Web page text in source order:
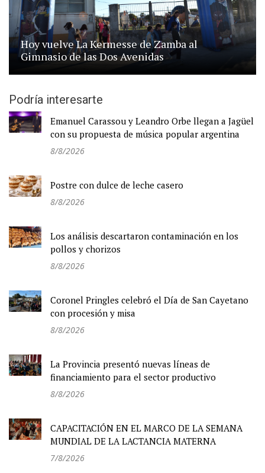
Hoy vuelve La Kermesse de Zamba al
Gimnasio de las Dos Avenidas
Podría interesarte
Emanuel Carassou y Leandro Orbe llegan a Jagüel
con su propuesta de música popular argentina
8/8/2026
Postre con dulce de leche casero
8/8/2026
Los análisis descartaron contaminación en los
pollos y chorizos
8/8/2026
Coronel Pringles celebró el Día de San Cayetano
con procesión y misa
8/8/2026
La Provincia presentó nuevas líneas de
financiamiento para el sector productivo
8/8/2026
CAPACITACIÓN EN EL MARCO DE LA SEMANA
MUNDIAL DE LA LACTANCIA MATERNA
7/8/2026